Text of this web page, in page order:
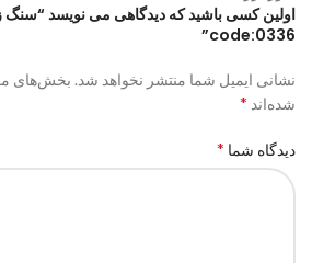
اولین کسی باشید که دیدگاهی می نویسد “سنگ
code:0336”
نشانی ایمیل شما منتشر نخواهد شد. بخش‌های
شده‌اند *
دیدگاه شما *